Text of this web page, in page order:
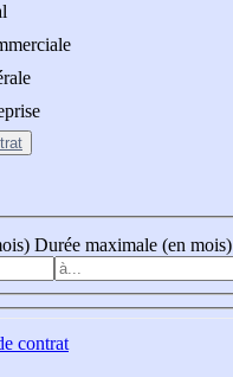
Durée maximale (en mois)
contrat